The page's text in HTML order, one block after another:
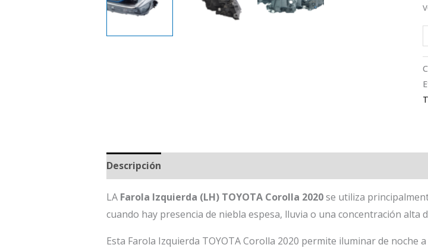
Descripción
LA Farola Izquierda (LH) TOYOTA Corolla 2020se utiliza
cuando hay presencia de niebla espesa, lluvia o una concentración alta
Esta Farola Izquierda TOYOTA Corolla 2020 permite iluminar de